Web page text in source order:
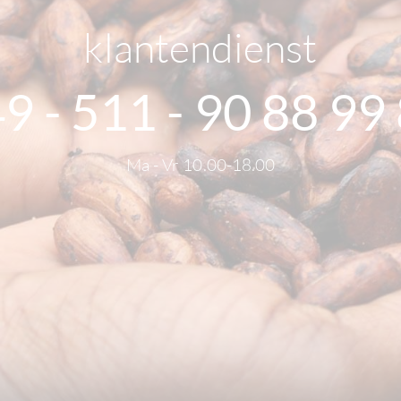
klantendienst
- 511 - 90 88 99
Ma - Vr 10.00-18.00